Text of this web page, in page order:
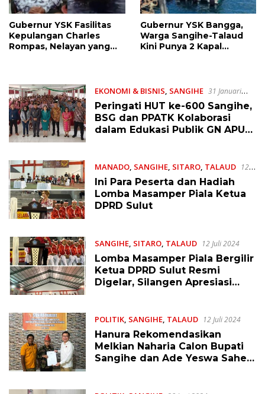
Gubernur YSK Fasilitas
Kepulangan Charles
Rompas, Nelayan yang
Gubernur YSK Bangga,
Warga Sangihe-Talaud
Kini Punya 2 Kapal
EKONOMI & BISNIS, SANGIHE 31 Januari
2025
Peringati HUT ke-600 Sangihe,
BSG dan PPATK Kolaborasi
dalam Edukasi Publik GN APU-
MANADO, SANGIHE, SITARO, TALAUD
12
Juli 2024
Ini Para Peserta dan Hadiah
Lomba Masamper Piala Ketua
DPRD Sulut
SANGIHE, SITARO, TALAUD 12 Juli 2024
Lomba Masamper Piala Bergilir
Ketua DPRD Sulut Resmi
Digelar, Silangen Apresiasi
POLITIK, SANGIHE, TALAUD 12 Juli 2024
Hanura Rekomendasikan
Melkian Naharia Calon Bupati
Sangihe dan Ade Yeswa Sahea